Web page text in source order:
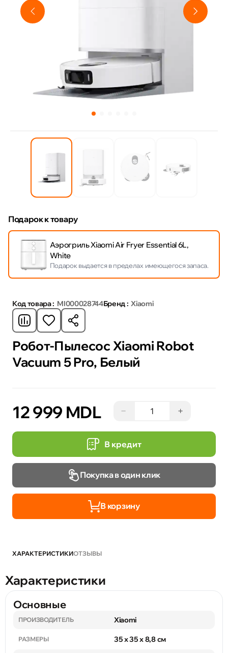
Подарок к товару
Аэрогриль Xiaomi Air Fryer Essential 6L,
White
Подарок выдается в пределах имеющегося запаса.
Код товара : MI000028744Бренд : Xiaomi
Робот-Пылесос Xiaomi Robot
Vacuum 5 Pro, Белый
12 999 MDL − +
В кредит
Покупка в один клик
В корзину
ХАРАКТЕРИСТИКИОТЗЫВЫ
Характеристики
Основные
ПРОИЗВОДИТЕЛЬ Xiaomi
РАЗМЕРЫ 35 x 35 x 8,8 см